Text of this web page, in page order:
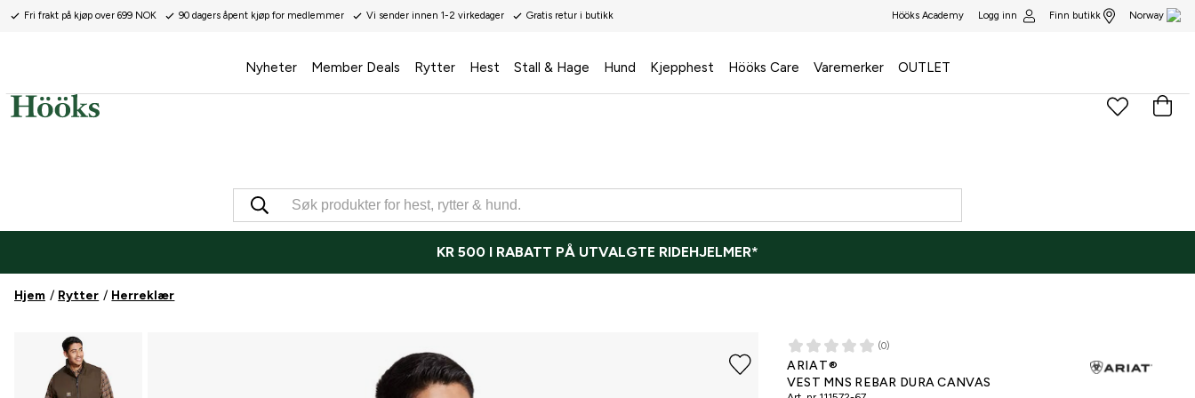
Fri frakt på kjøp over 699 NOK 90 dagers åpent kjøp for medlemmer Vi sender innen 1-2 virkedager Gratis retur i butikk Hööks Academy Logg inn Finn butikk Norway
Nyheter Member Deals Rytter Hest Stall & Hage Hund Kjepphest Hööks Care Varemerker OUTLET
KR 500 I RABATT PÅ UTVALGTE RIDEHJELMER*
Hjem Rytter Herreklær
(0)
ARIAT®
VEST MNS REBAR DURA CANVAS